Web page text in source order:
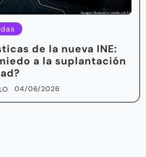
de la nueva INE:
a la suplantación
04/06/2026